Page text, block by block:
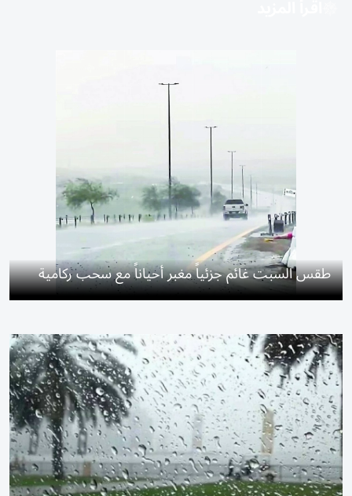
طقس السبت غائم جزئياً مغبر أحياناً مع سحب ركامية